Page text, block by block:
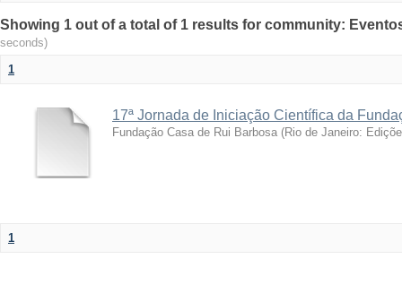
Showing 1 out of a total of 1 results for community:
seconds)
1
17ª Jornada de Iniciação Científica da
Fundação Casa de Rui Barbosa (Rio de Janeiro:
1